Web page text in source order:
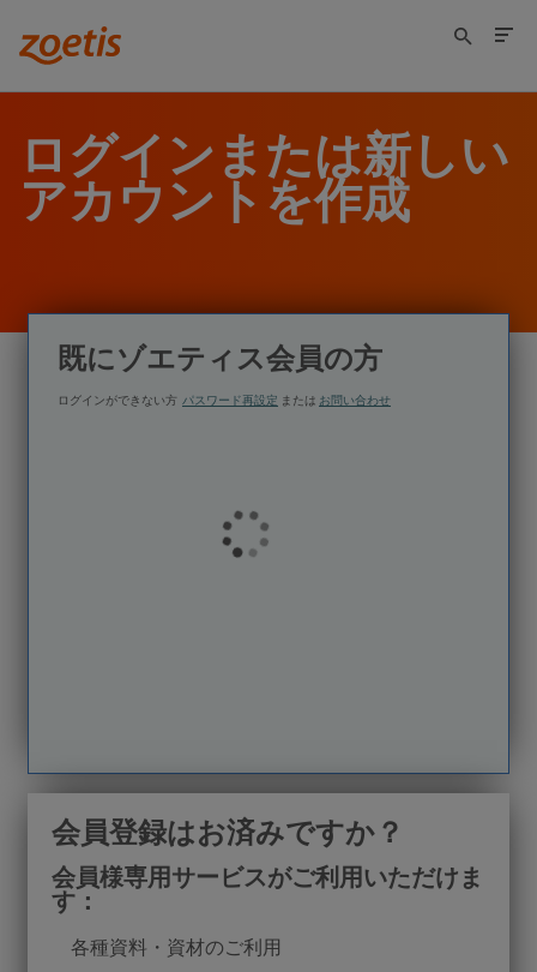
ログインまたは新しい
アカウントを作成
既にゾエティス会員の方
ログインができない方 パスワード再設定 または お問い合わせ
会員登録はお済みですか？
会員様専用サービスがご利用いただけま
す：
check
各種資料・資材のご利用